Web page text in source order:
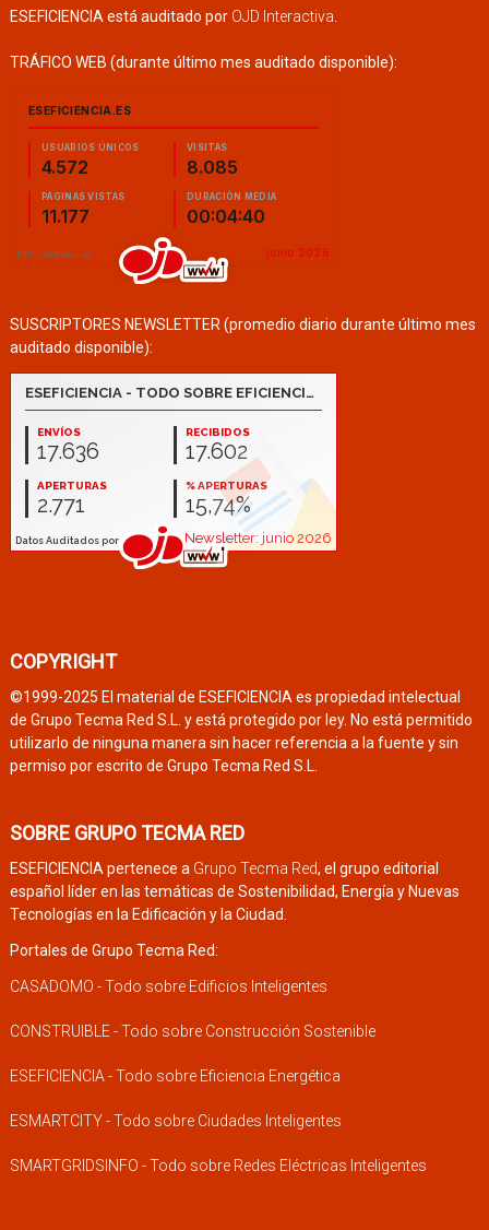
ESEFICIENCIA está auditado por OJD Interactiva
TRÁFICO WEB (durante último mes auditado disponible):
SUSCRIPTORES NEWSLETTER (promedio diario durante último mes
auditado disponible):
COPYRIGHT
©1999-2025 El material de ESEFICIENCIA es propiedad intelectual
de Grupo Tecma Red S.L. y está protegido por ley. No está permitido
utilizarlo de ninguna manera sin hacer referencia a la fuente y sin
permiso por escrito de Grupo Tecma Red S.L.
SOBRE GRUPO TECMA RED
ESEFICIENCIA pertenece a Grupo Tecma Red, el grupo editorial
español líder en las temáticas de Sostenibilidad, Energía y Nuevas
Tecnologías en la Edificación y la Ciudad.
Portales de Grupo Tecma Red:
CASADOMO - Todo sobre Edificios Inteligentes
CONSTRUIBLE - Todo sobre Construcción Sostenible
ESEFICIENCIA - Todo sobre Eficiencia Energética
ESMARTCITY - Todo sobre Ciudades Inteligentes
SMARTGRIDSINFO - Todo sobre Redes Eléctricas Inteligentes